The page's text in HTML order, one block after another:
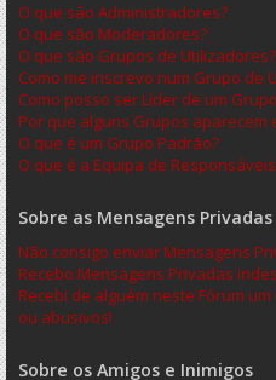
O que são Administradores?
O que são Moderadores?
O que são Grupos de Utilizadores?
Como me inscrevo num Grupo de
Como posso ser Líder de um
Por que alguns Grupos aparecem
O que é um Grupo Padrão?
O que é a Equipa de
Sobre as Mensagens Privadas
Não consigo enviar Mensagens
Recebo Mensagens Privadas
Recebi de alguém neste Fórum
ou abusivos!
Sobre os Amigos e Inimigos